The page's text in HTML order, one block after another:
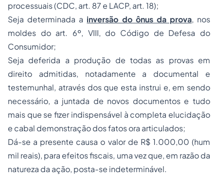
processuais (CDC, art. 87 e LACP, art. 18);
Seja determinada a inversão do ônus da prova, nos
moldes do art. 6º, VIII, do Código de Defesa do
Consumidor;
Seja deferida a produção de todas as provas em
direito admitidas, notadamente a documental e
testemunhal, através dos que esta instrui e, em sendo
necessário, a juntada de novos documentos e tudo
mais que se fizer indispensável à completa elucidação
e cabal demonstração dos fatos ora articulados;
Dá-se a presente causa o valor de R$ 1.000,00 (hum
mil reais), para efeitos fiscais, uma vez que, em razão da
natureza da ação, posta-se indeterminável.